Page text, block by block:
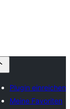
Plugin einreichen
Meine Favoriten